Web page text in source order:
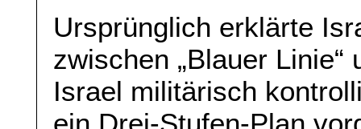
Ursprünglich erklärte
zwischen „Blauer
Israel militärisch